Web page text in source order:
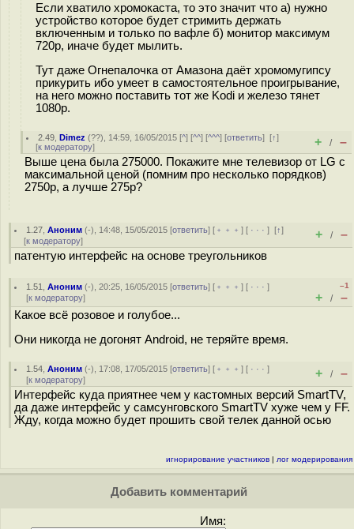
Если хватило хромокаста, то это значит что а) нужно
устройство которое будет стримить держать
включенным и только по вафле б) монитор максимум
720p, иначе будет мылить.
Тут даже Огнепалочка от Амазона даёт хромомугипсу
прикурить ибо умеет в самостоятельное проигрывание,
на него можно поставить тот же Kodi и железо тянет
1080p.
2.49 ,Dimez (??), 14:59, 16/05/2015 [^] [^^] [^^^] [ответить][↑]
[к модератору] + / –
Выше цена была 275000. Покажите мне телевизор от LG с
максимальной ценой (помним про несколько порядков)
2750р, а лучше 275р?
1.27 ,Аноним (-), 14:48, 15/05/2015 [ответить] [ ﹢﹢﹢] [ · · ·][↑]
[к модератору] + / –
патентую интерфейс на основе треугольников
1.51 ,Аноним (-), 20:25, 16/05/2015 [ответить] [ ﹢﹢﹢] [ · · ·]
[к модератору]
–1
+ / –
Какое всё розовое и голубое...
Они никогда не догонят Android, не теряйте время.
1.54 ,Аноним (-), 17:08, 17/05/2015 [ответить] [ ﹢﹢﹢] [ · · ·]
[к модератору] + / –
Интерфейс куда приятнее чем у кастомных версий SmartTV,
да даже интерфейс у самсунговского SmartTV хуже чем у FF.
Жду, когда можно будет прошить свой телек данной осью
игнорирование участников | лог модерирования
Добавить комментарий
Имя: